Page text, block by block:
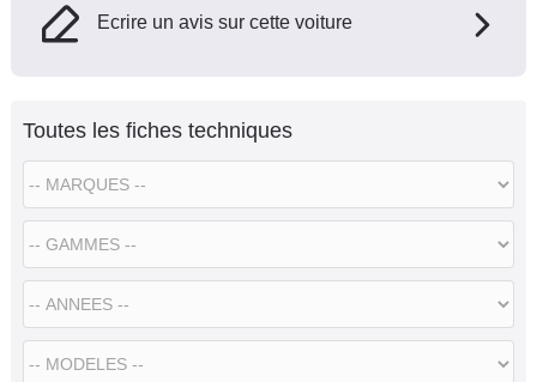
Ecrire un avis sur cette voiture
Toutes les fiches techniques